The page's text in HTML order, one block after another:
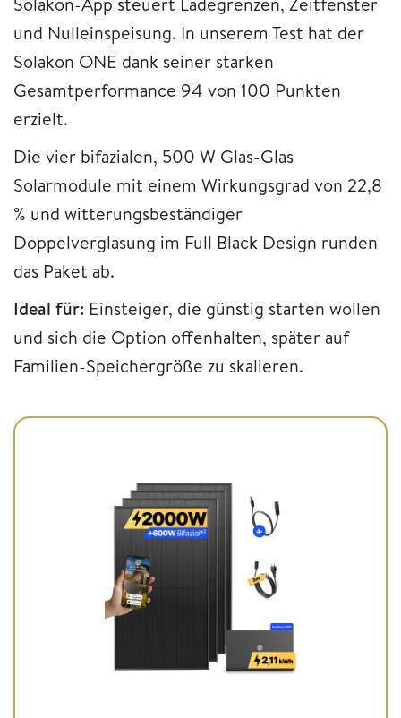
und Nulleinspeisung. In unserem Test hat der
Solakon ONE dank seiner starken
Gesamtperformance 94 von 100 Punkten
erzielt.
Die vier bifazialen, 500 W Glas-Glas
Solarmodule mit einem Wirkungsgrad von 22,8
% und witterungsbeständiger
Doppelverglasung im Full Black Design runden
das Paket ab.
Ideal für: Einsteiger, die günstig starten wollen
und sich die Option offenhalten, später auf
Familien-Speichergröße zu skalieren.